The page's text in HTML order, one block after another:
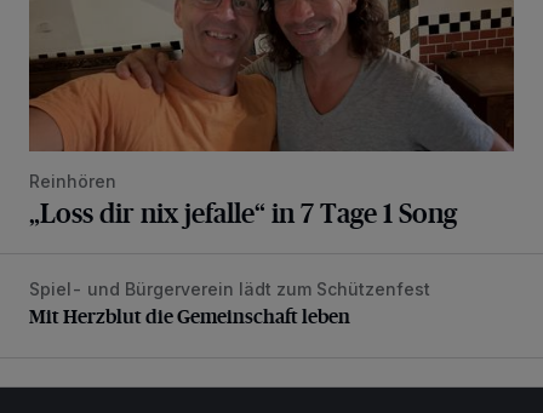
Reinhören
„Loss dir nix jefalle“ in 7 Tage 1 Song
Mit Herzblut die Gemeinschaft leben
Spiel- und Bürgerverein lädt zum Schützenfest
Mit Herzblut die Gemeinschaft leben